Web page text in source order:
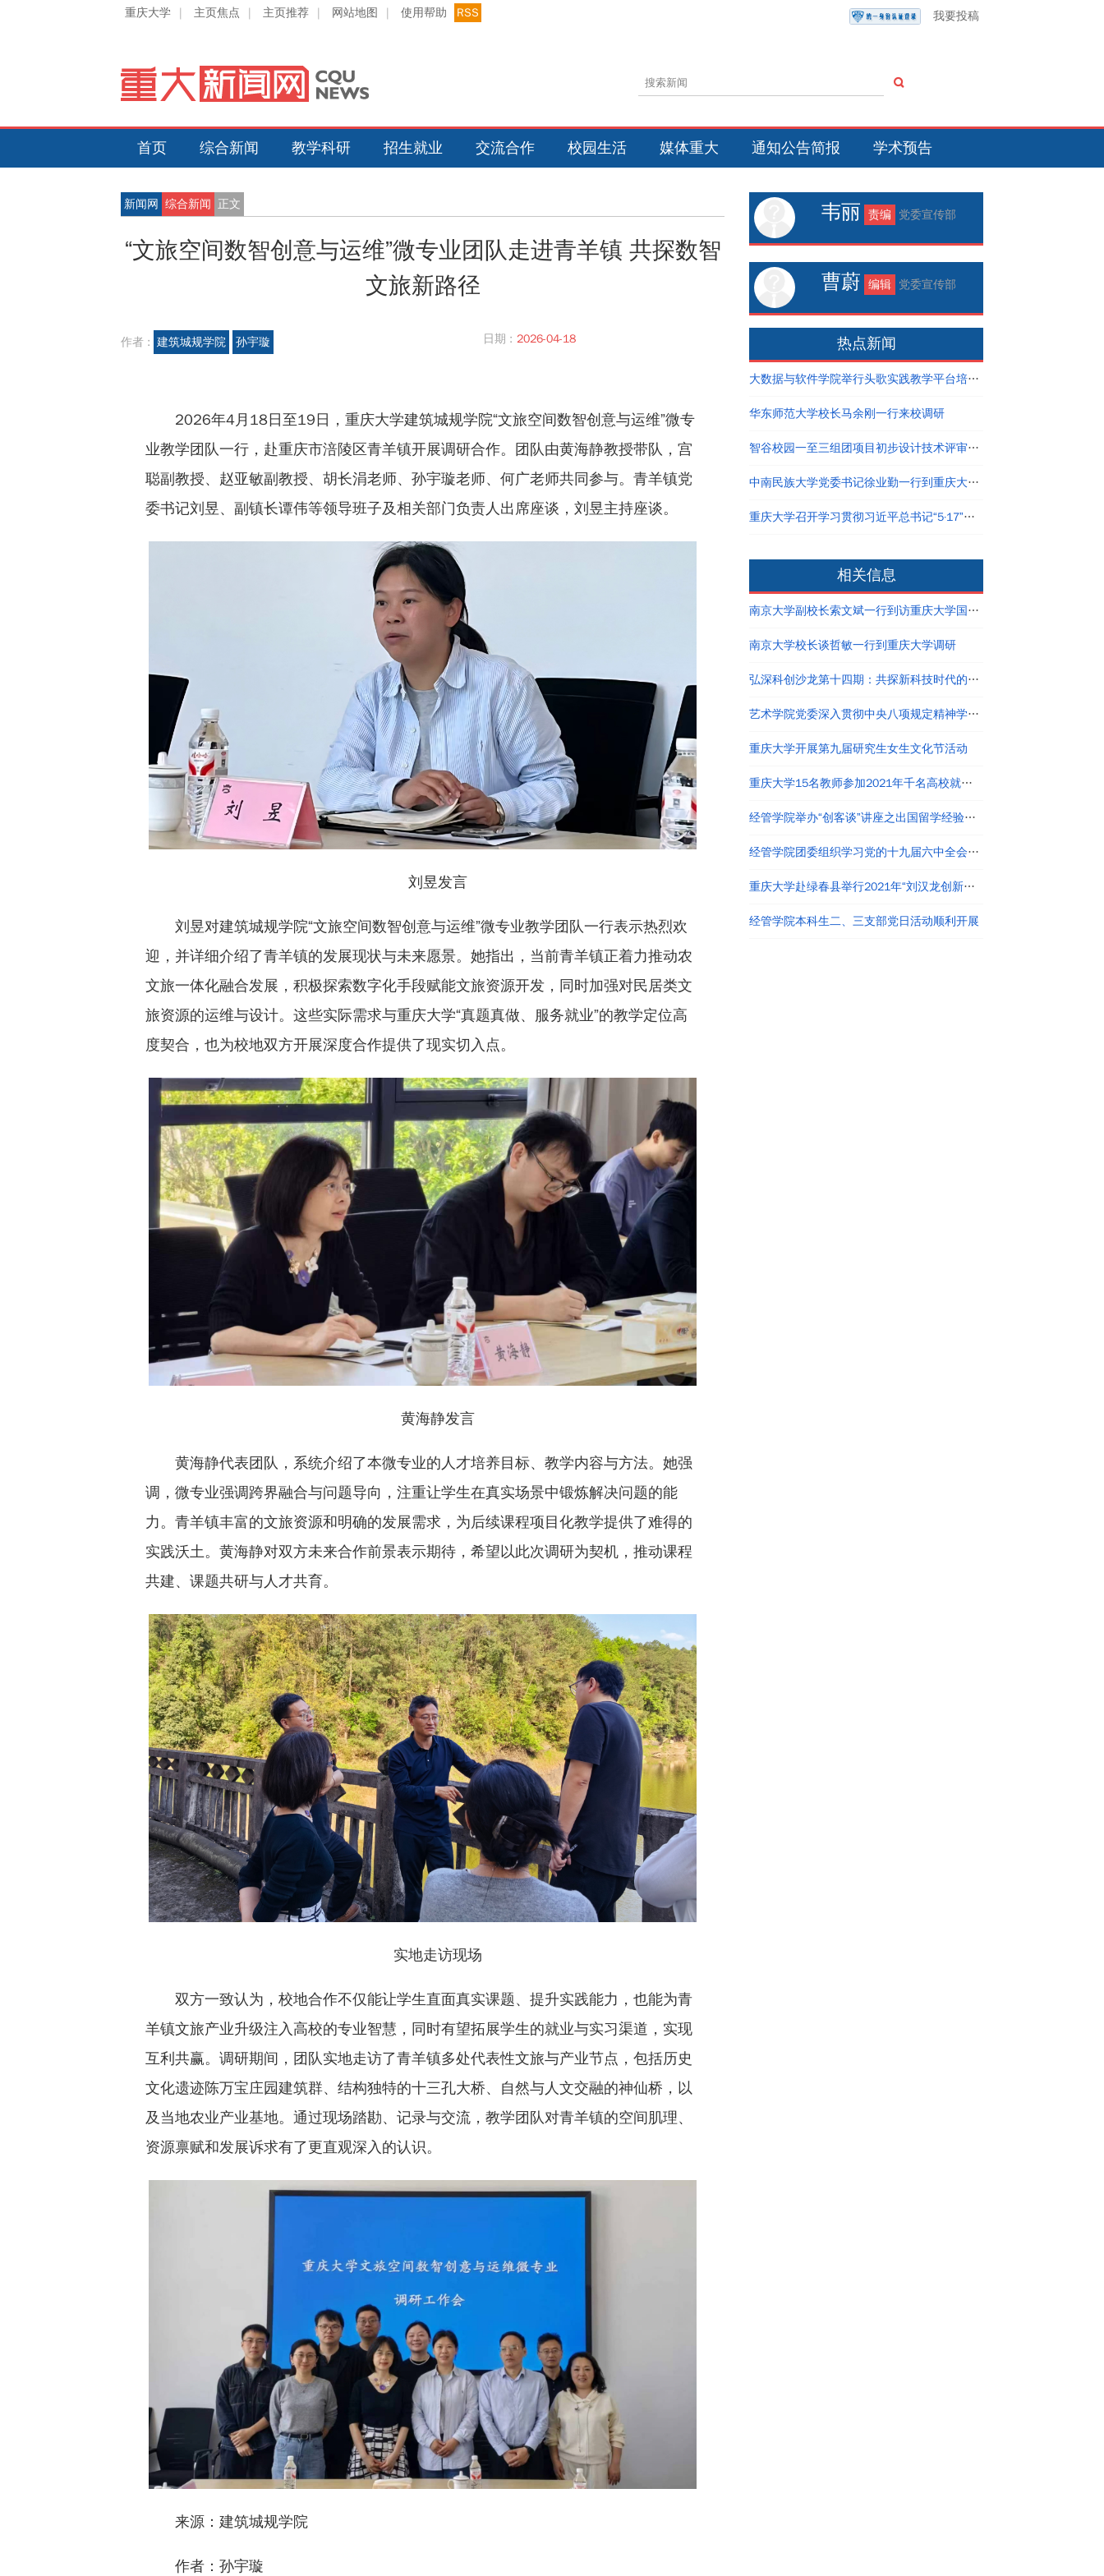
重庆大学 | 主页焦点 | 主页推荐 | 网站地图 | 使用帮助 RSS 我要投稿
首页 综合新闻 教学科研 招生就业 交流合作 校园生活 媒体重大 通知公告简报 学术预告
新闻网 综合新闻 正文
“文旅空间数智创意与运维”微专业团队走进青羊镇 共探数智
文旅新路径
作者 : 建筑城规学院 孙宇璇 日期 : 2026-04-18
2026年4月18日至19日，重庆大学建筑城规学院“文旅空间数智创意与运维”微专
业教学团队一行，赴重庆市涪陵区青羊镇开展调研合作。团队由黄海静教授带队，宫
聪副教授、赵亚敏副教授、胡长涓老师、孙宇璇老师、何广老师共同参与。青羊镇党
委书记刘昱、副镇长谭伟等领导班子及相关部门负责人出席座谈，刘昱主持座谈。
刘昱发言
刘昱对建筑城规学院“文旅空间数智创意与运维”微专业教学团队一行表示热烈欢
迎，并详细介绍了青羊镇的发展现状与未来愿景。她指出，当前青羊镇正着力推动农
文旅一体化融合发展，积极探索数字化手段赋能文旅资源开发，同时加强对民居类文
旅资源的运维与设计。这些实际需求与重庆大学“真题真做、服务就业”的教学定位高
度契合，也为校地双方开展深度合作提供了现实切入点。
黄海静发言
黄海静代表团队，系统介绍了本微专业的人才培养目标、教学内容与方法。她强
调，微专业强调跨界融合与问题导向，注重让学生在真实场景中锻炼解决问题的能
力。青羊镇丰富的文旅资源和明确的发展需求，为后续课程项目化教学提供了难得的
实践沃土。黄海静对双方未来合作前景表示期待，希望以此次调研为契机，推动课程
共建、课题共研与人才共育。
实地走访现场
双方一致认为，校地合作不仅能让学生直面真实课题、提升实践能力，也能为青
羊镇文旅产业升级注入高校的专业智慧，同时有望拓展学生的就业与实习渠道，实现
互利共赢。调研期间，团队实地走访了青羊镇多处代表性文旅与产业节点，包括历史
文化遗迹陈万宝庄园建筑群、结构独特的十三孔大桥、自然与人文交融的神仙桥，以
及当地农业产业基地。通过现场踏勘、记录与交流，教学团队对青羊镇的空间肌理、
资源禀赋和发展诉求有了更直观深入的认识。
来源：建筑城规学院
作者：孙宇璇
韦丽 责编 党委宣传部
曹蔚 编辑 党委宣传部
热点新闻
大数据与软件学院举行头歌实践教学平台培训会
华东师范大学校长马余刚一行来校调研
智谷校园一至三组团项目初步设计技术评审会和A校园艺术中心项目建议书评估会召开
中南民族大学党委书记徐业勤一行到重庆大学调研
重庆大学召开学习贯彻习近平总书记“5·17”重要讲话精神十周年经验交流暨工作部署会
相关信息
南京大学副校长索文斌一行到访重庆大学国家卓越工程师学院
南京大学校长谈哲敏一行到重庆大学调研
弘深科创沙龙第十四期：共探新科技时代的创新创业与职业发展
艺术学院党委深入贯彻中央八项规定精神学习教育读书班结业
重庆大学开展第九届研究生女生文化节活动
重庆大学15名教师参加2021年千名高校就业工作者专题培训
经管学院举办“创客谈”讲座之出国留学经验分享
经管学院团委组织学习党的十九届六中全会精神
重庆大学赴绿春县举行2021年“刘汉龙创新团队龙之梦”奖助学金颁发仪式
经管学院本科生二、三支部党日活动顺利开展